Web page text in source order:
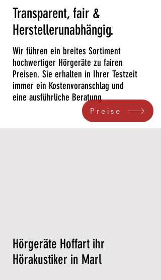
Transparent, fair &
Herstellerunabhängig.
Wir führen ein breites Sortiment
hochwertiger Hörgeräte zu fairen
Preisen. Sie erhalten in Ihrer Testzeit
immer ein Kostenvoranschlag und
eine ausführliche Beratung.
Preise
Hörgeräte Hoffart ihr
Hörakustiker in Marl